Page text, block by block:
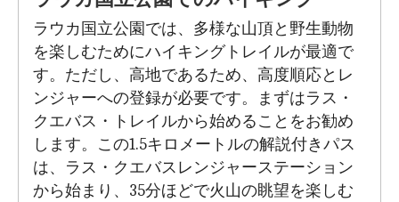
ラウカ国立公園では、多様な山頂と野生動物
を楽しむためにハイキングトレイルが最適で
す。ただし、高地であるため、高度順応とレ
ンジャーへの登録が必要です。まずはラス・
クエバス・トレイルから始めることをお勧め
します。この1.5キロメートルの解説付きパス
は、ラス・クエバスレンジャーステーション
から始まり、35分ほどで火山の眺望を楽しむ